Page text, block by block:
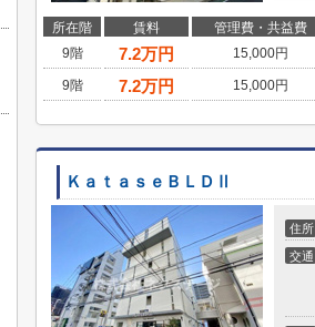
所在階 賃料 管理費・共益費
9階
7.2万円 15,000円
9階
7.2万円 15,000円
ＫａｔａｓｅＢＬＤⅡ
住所
交通